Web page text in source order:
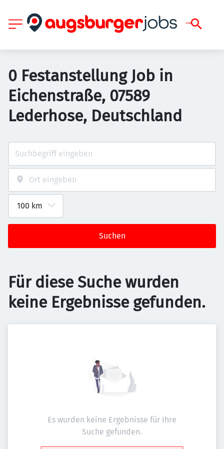
0 Festanstellung Job in
Eichenstraße, 07589
Lederhose, Deutschland
Suchen
Für diese Suche wurden
keine Ergebnisse gefunden.
Es wurden keine Ergebnisse für Ihre
Suche gefunden.